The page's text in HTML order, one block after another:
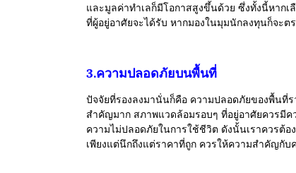
และมูลค่าทำเลก็มีโอกาสสูงขึ้นด้วย ซึ่งทั้งนี้หากเ
ที่ผู้อยู่อาศัยจะได้รับ หากมองในมุมนักลงทุนก็จะต
3.ความปลอดภัยบนพื้นที่
ปัจจัยที่รองลงมานั่นก็คือ ความปลอดภัยของพื้นที่
สำคัญมาก สภาพแวดล้อมรอบๆ ที่อยู่อาศัยควรมี
ความไม่ปลอดภัยในการใช้ชีวิต ดังนั้นเราควรต้
เพียงแต่นึกถึงแต่ราคาที่ถูก ควรให้ความสำคัญกั